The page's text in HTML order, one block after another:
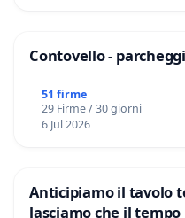
Contovello -
51 firme
29 Firme / 30 giorni
6 Jul 2026
Anticipiamo il tavolo
lasciamo che il